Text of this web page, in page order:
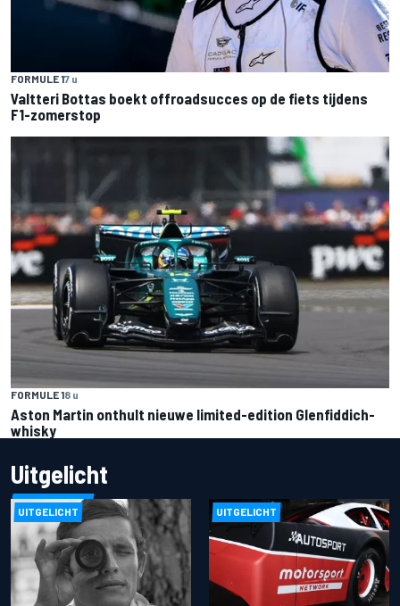
FORMULE 17 u
Valtteri Bottas boekt offroadsucces op de fiets tijdens
F1-zomerstop
FORMULE 18 u
Aston Martin onthult nieuwe limited-edition Glenfiddich-
whisky
Uitgelicht
UITGELICHT UITGELICHT